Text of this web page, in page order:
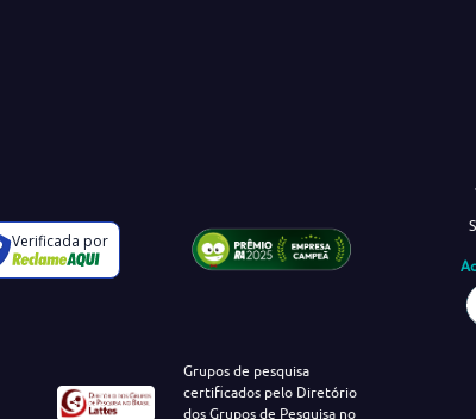
Verificada por
Grupos de pesquisa
certificados pelo Diretório
dos Grupos de Pesquisa no